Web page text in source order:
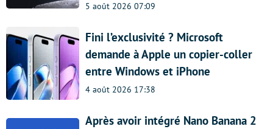
5 août 2026 07:09
Fini l’exclusivité ? Microsoft
demande à Apple un copier-coller
entre Windows et iPhone
4 août 2026 17:38
Après avoir intégré Nano Banana 2